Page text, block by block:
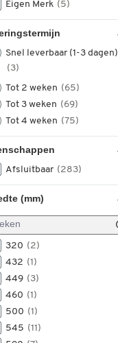
Eigen Merk (5)
Snel leverbaar (1-3 dagen)
(3)
Tot 2 weken (65)
Tot 3 weken (69)
Tot 4 weken (75)
Afsluitbaar (283)
(mm)
320 (2)
432 (1)
449 (3)
460 (1)
500 (1)
545 (11)